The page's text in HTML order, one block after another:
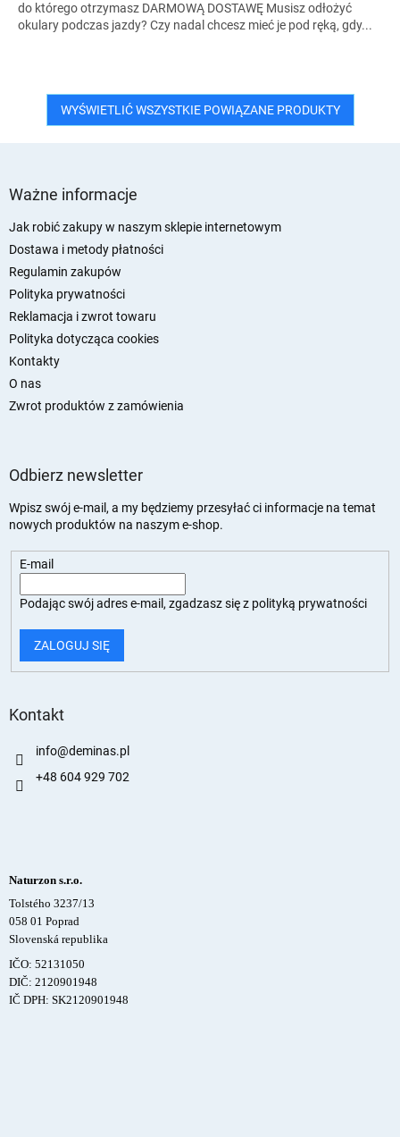
do którego otrzymasz DARMOWĄ DOSTAWĘ Musisz odłożyć
okulary podczas jazdy? Czy nadal chcesz mieć je pod ręką, gdy...
WYŚWIETLIĆ WSZYSTKIE POWIĄZANE PRODUKTY
Ważne informacje
Jak robić zakupy w naszym sklepie internetowym
Dostawa i metody płatności
Regulamin zakupów
Polityka prywatności
Reklamacja i zwrot towaru
Polityka dotycząca cookies
Kontakty
O nas
Zwrot produktów z zamówienia
Odbierz newsletter
Wpisz swój e-mail, a my będziemy przesyłać ci informacje na temat
nowych produktów na naszym e-shop.
E-mail
Podając swój adres e-mail, zgadzasz się z polityką prywatności
ZALOGUJ SIĘ
Kontakt
info@deminas.pl
+48 604 929 702
Naturzon s.r.o.
Tolstého 3237/13
058 01 Poprad
Slovenská republika
IČO: 52131050
DIČ: 2120901948
IČ DPH: SK2120901948